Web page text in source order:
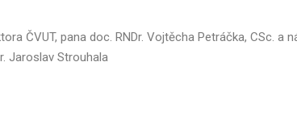
ČVUT, pana doc. RNDr. Vojtěcha Petráčka, CSc.
Jaroslav Strouhala